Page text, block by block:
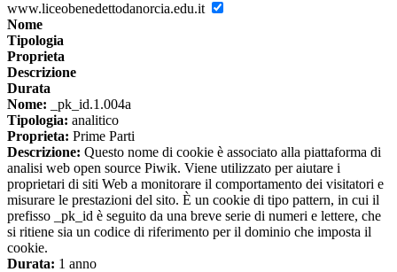
www.liceobenedettodanorcia.edu.it
Nome
Tipologia
Proprieta
Descrizione
Durata
Nome: _pk_id.1.004a
Tipologia: analitico
Proprieta: Prime Parti
Descrizione: Questo nome di cookie è associato alla piattaforma di
analisi web open source Piwik. Viene utilizzato per aiutare i
proprietari di siti Web a monitorare il comportamento dei visitatori e
misurare le prestazioni del sito. È un cookie di tipo pattern, in cui il
prefisso _pk_id è seguito da una breve serie di numeri e lettere, che
si ritiene sia un codice di riferimento per il dominio che imposta il
cookie.
Durata: 1 anno